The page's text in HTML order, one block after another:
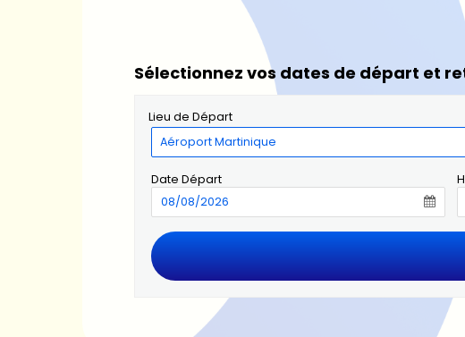
Sélectionnez vos dates de départ et
Lieu de Départ
Date Départ